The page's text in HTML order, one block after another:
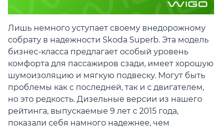
Лишь немного уступает своему внедорожному
собрату в надежности Skoda Superb. Эта модель
бизнес-класса предлагает особый уровень
комфорта для пассажиров сзади, имеет хорошую
шумоизоляцию и мягкую подвеску. Могут быть
проблемы как с последней, так и с двигателем,
но это редкость. Дизельные версии из нашего
рейтинга, выпускаемые 9 лет с 2015 года,
показали себя намного надежнее, чем